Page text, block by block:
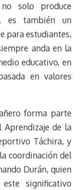
r
m
l
e
r
e
s
t
solo produce
es también un
para estudiantes,
anda en la
educativo, en
en valores
forma parte
Aprendizaje de la
Táchira, y
coordinación del
Durán, quien
significativo